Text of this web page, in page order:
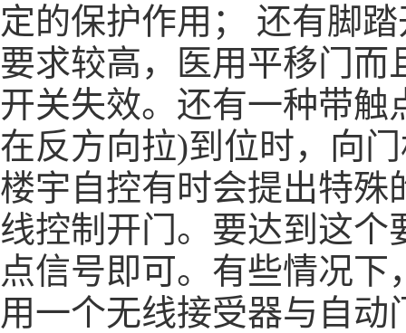
定的保护作用； 还有脚
要求较高，
医用平移门而
开关失效。还有一种带
在反方向拉)到位时，
楼宇自控有时会提出特殊
线控制开门。要达到这
点信号即可。有些情况
用一个无线接受器与自